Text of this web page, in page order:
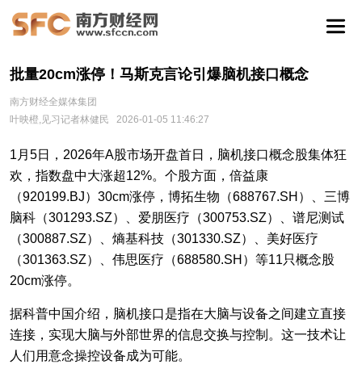
批量20cm涨停！马斯克言论引爆脑机接口概念
南方财经全媒体集团
叶映橙,见习记者林健民
2026-01-05 11:46:27
1月5日，2026年A股市场开盘首日，脑机接口概念股集体狂
欢，指数盘中大涨超12%。个股方面，倍益康
（920199.BJ）30cm涨停，博拓生物（688767.SH）、三博
脑科（301293.SZ）、爱朋医疗（300753.SZ）、谱尼测试
（300887.SZ）、熵基科技（301330.SZ）、美好医疗
（301363.SZ）、伟思医疗（688580.SH）等11只概念股
20cm涨停。
据科普中国介绍，脑机接口是指在大脑与设备之间建立直接
连接，实现大脑与外部世界的信息交换与控制。这一技术让
人们用意念操控设备成为可能。